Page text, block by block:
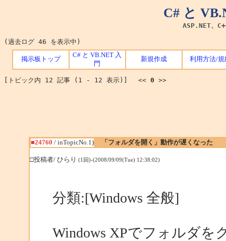
C# と
ASP.NET、
(過去ログ 46 を表示中)
掲示板トップ
C# と VB.NET 入
門
新規作成 利用方法/規
[トピック内 12 記事 (1 - 12 表示)] << 0 >>
■24760 / inTopicNo.1) 「フォルダを開く」動作が遅くなった
□投稿者/ ひらり (1回)-(2008/09/09(Tue) 12:38:02)
分類:[Windows 全般]
Windows XPでフォルダ